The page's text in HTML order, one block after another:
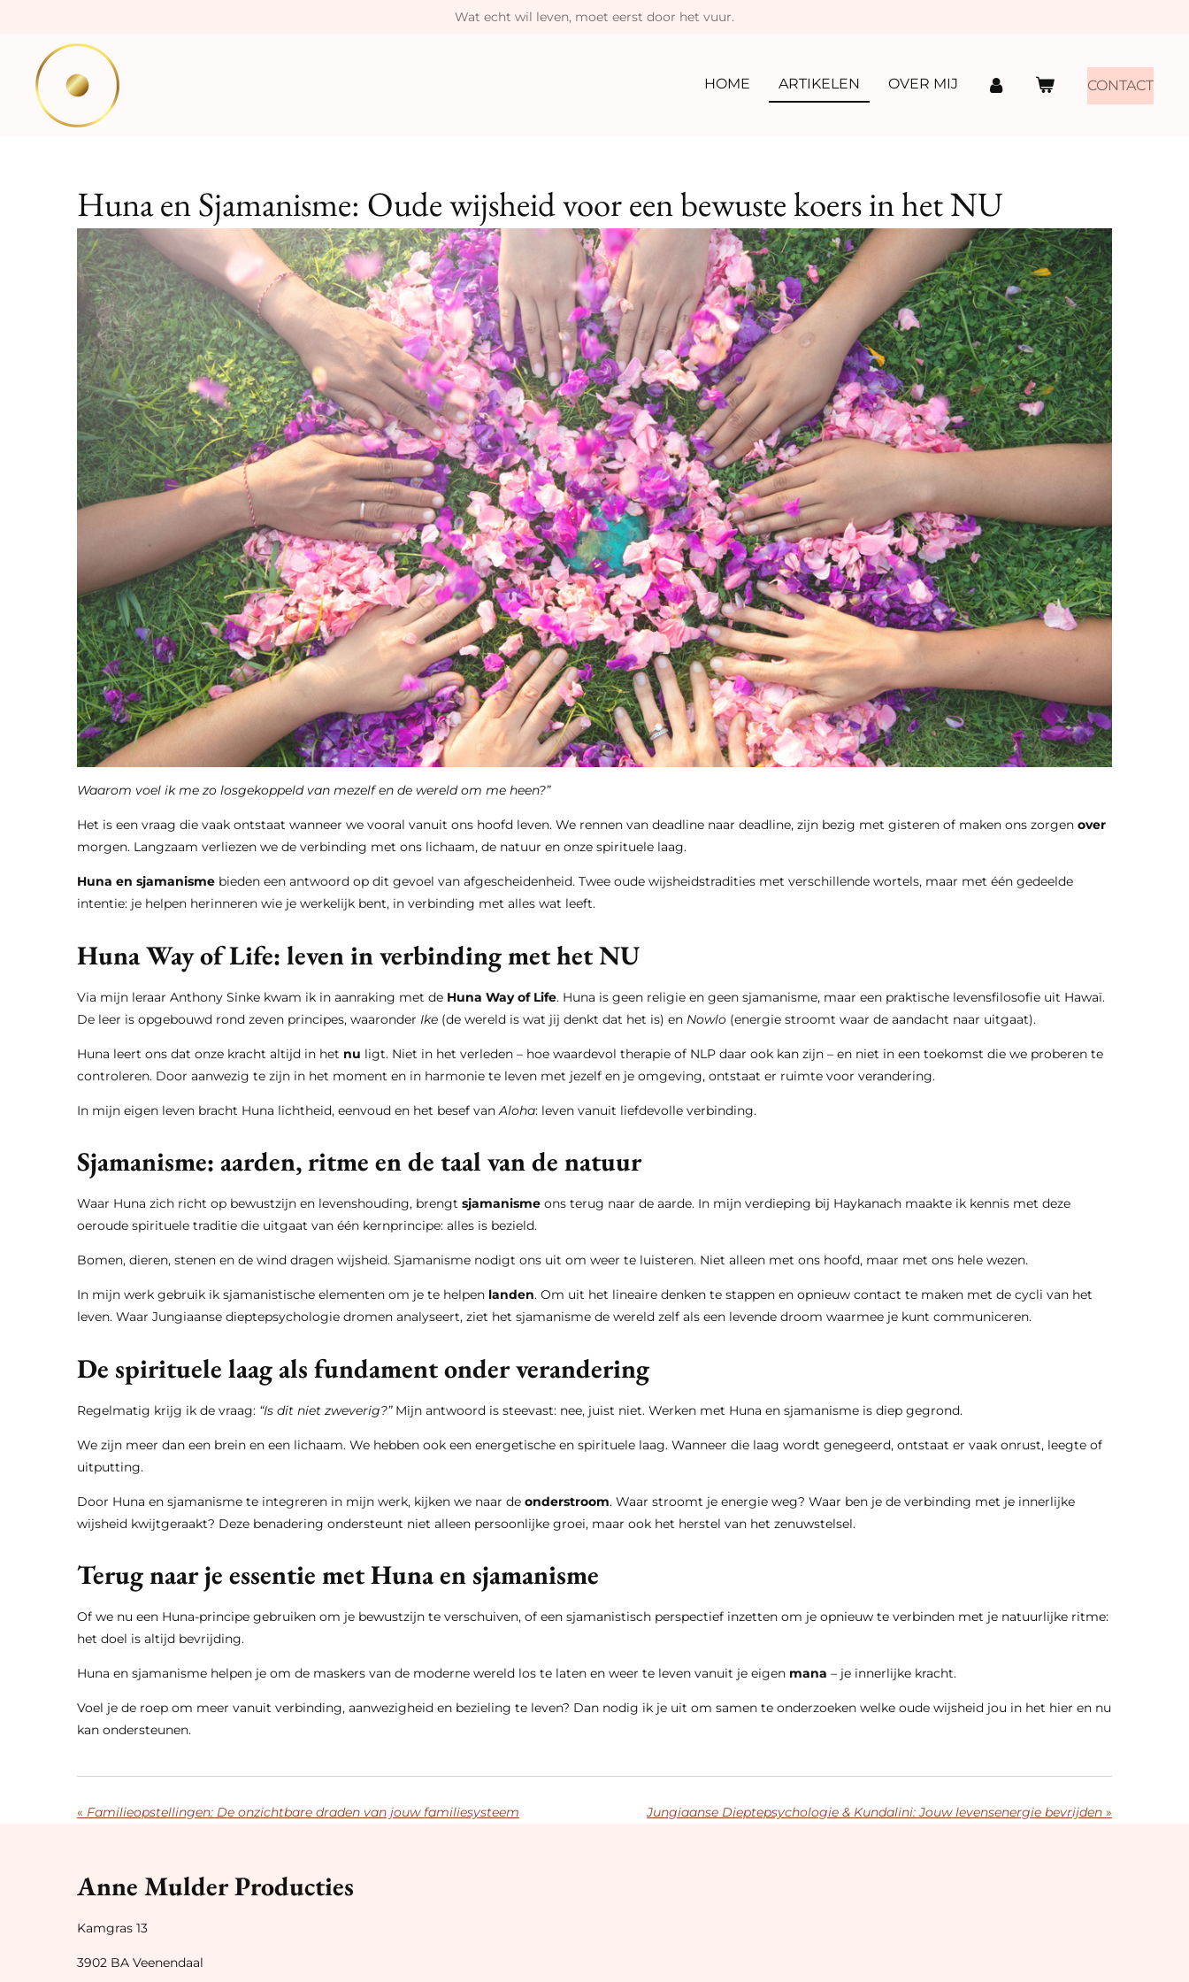
hoofdinhoud
Wat echt wil leven, moet eerst door het vuur.
HOME ARTIKELEN OVER MIJ CONTACT
Huna en Sjamanisme: Oude wijsheid voor een bewuste koers in het NU
Waarom voel ik me zo losgekoppeld van mezelf en de wereld om me heen?”
Het is een vraag die vaak ontstaat wanneer we vooral vanuit ons hoofd leven. We rennen van deadline naar deadline, zijn bezig met gisteren of maken ons zorgen over
morgen. Langzaam verliezen we de verbinding met ons lichaam, de natuur en onze spirituele laag.
Huna en sjamanisme bieden een antwoord op dit gevoel van afgescheidenheid. Twee oude wijsheidstradities met verschillende wortels, maar met één gedeelde
intentie: je helpen herinneren wie je werkelijk bent, in verbinding met alles wat leeft.
Huna Way of Life: leven in verbinding met het NU
Via mijn leraar Anthony Sinke kwam ik in aanraking met de Huna Way of Life. Huna is geen religie en geen sjamanisme, maar een praktische levensfilosofie uit Hawaï.
De leer is opgebouwd rond zeven principes, waaronder Ike (de wereld is wat jij denkt dat het is) en Nowlo (energie stroomt waar de aandacht naar uitgaat).
Huna leert ons dat onze kracht altijd in het nu ligt. Niet in het verleden – hoe waardevol therapie of NLP daar ook kan zijn – en niet in een toekomst die we proberen te
controleren. Door aanwezig te zijn in het moment en in harmonie te leven met jezelf en je omgeving, ontstaat er ruimte voor verandering.
In mijn eigen leven bracht Huna lichtheid, eenvoud en het besef vanAloha: leven vanuit liefdevolle verbinding.
Sjamanisme: aarden, ritme en de taal van de natuur
Waar Huna zich richt op bewustzijn en levenshouding, brengt sjamanisme ons terug naar de aarde. In mijn verdieping bij Haykanach maakte ik kennis met deze
oeroude spirituele traditie die uitgaat van één kernprincipe: alles is bezield.
Bomen, dieren, stenen en de wind dragen wijsheid. Sjamanisme nodigt ons uit om weer te luisteren. Niet alleen met ons hoofd, maar met ons hele wezen.
In mijn werk gebruik ik sjamanistische elementen om je te helpen landen. Om uit het lineaire denken te stappen en opnieuw contact te maken met de cycli van het
leven. Waar Jungiaanse dieptepsychologie dromen analyseert, ziet het sjamanisme de wereld zelf als een levende droom waarmee je kunt communiceren.
De spirituele laag als fundament onder verandering
Regelmatig krijg ik de vraag: “Is dit niet zweverig?”Mijn antwoord is steevast: nee, juist niet. Werken met Huna en sjamanisme is diep gegrond.
We zijn meer dan een brein en een lichaam. We hebben ook een energetische en spirituele laag. Wanneer die laag wordt genegeerd, ontstaat er vaak onrust, leegte of
uitputting.
Door Huna en sjamanisme te integreren in mijn werk, kijken we naar de onderstroom. Waar stroomt je energie weg? Waar ben je de verbinding met je innerlijke
wijsheid kwijtgeraakt? Deze benadering ondersteunt niet alleen persoonlijke groei, maar ook het herstel van het zenuwstelsel.
Terug naar je essentie met Huna en sjamanisme
Of we nu een Huna-principe gebruiken om je bewustzijn te verschuiven, of een sjamanistisch perspectief inzetten om je opnieuw te verbinden met je natuurlijke ritme:
het doel is altijd bevrijding.
Huna en sjamanisme helpen je om de maskers van de moderne wereld los te laten en weer te leven vanuit je eigen mana – je innerlijke kracht.
Voel je de roep om meer vanuit verbinding, aanwezigheid en bezieling te leven? Dan nodig ik je uit om samen te onderzoeken welke oude wijsheid jou in het hier en nu
kan ondersteunen.
« Familieopstellingen: De onzichtbare draden van jouw familiesysteem Jungiaanse Dieptepsychologie & Kundalini: Jouw levensenergie bevrijden »
Anne Mulder Producties
Kamgras 13
3902 BA Veenendaal